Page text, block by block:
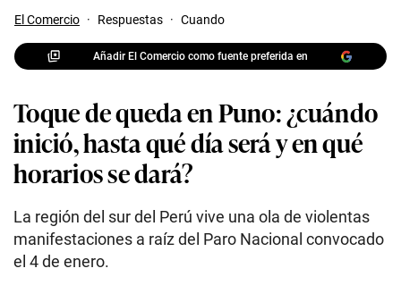
El Comercio · Respuestas · Cuando
Añadir El Comercio como fuente preferida en
Toque de queda en Puno: ¿cuándo
inició, hasta qué día será y en qué
horarios se dará?
La región del sur del Perú vive una ola de violentas
manifestaciones a raíz del Paro Nacional convocado
el 4 de enero.